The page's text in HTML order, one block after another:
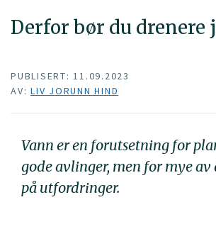
Derfor bør du drenere
PUBLISERT: 11.09.2023
AV: LIV JORUNN HIND
Vann er en forutsetning for
gode avlinger, men for mye av
på utfordringer.